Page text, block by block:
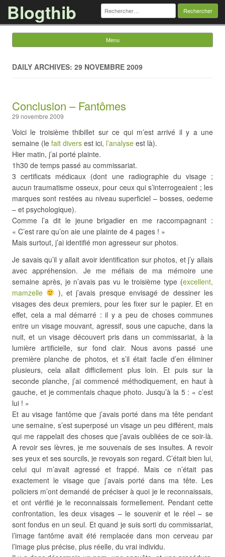
Blogthib Rechercher :
Menu
DAILY ARCHIVES: 29 NOVEMBRE 2009
Conclusion – Fantômes
29 novembre 2009
Voici le troisième thibillet sur ce qui m’est arrivé il y a une
semaine (le fait divers est ici, l’analyse est là).
Hier matin, j’ai porté plainte.
1h30 de temps passé au commissariat.
3 certificats médicaux (dont une radiographie du visage ;
aucun traumatisme osseux, pour ceux qui s’interrogeaient ; les
marques sont restées au niveau superficiel – bosses, oedeme
– et psychologique).
Comme l’a dit le jeune brigadier en me raccompagnant :
« C’est rare qu’on aie une plainte de 4 pages ! »
Mais surtout, j’ai identifié mon agresseur sur photos.
Je savais qu’il y allait avoir identification sur photos, et j’y allais
avec appréhension. Je me méfiais de ma mémoire une
semaine après, je n’avais pas vu le troisième type (excellent,
mamzelle
), et j’avais presque envisagé de dessiner les
visages des deux premiers, pour les fixer sur le papier. Et en
effet, cela a mal démarré : il y a peu de choses communes
entre un visage mouvant, agressif, sous une capuche, dans la
nuit, et un visage découvert pris dans un commissariat, à la
lumière artificielle, sur fond clair. Nous avons passé une
première planche de photos, et s’il était facile d’en éliminer
plusieurs, cela allait difficilement plus loin. Et puis sur la
seconde planche, j’ai commencé méthodiquement, en haut à
gauche, et je commentais chaque photo. Jusqu’à la 5 : « c’est
lui ! »
Et au visage fantôme que j’avais porté dans ma tête pendant
une semaine, s’est superposé un visage un peu différent, mais
qui me rappelait des choses que j’avais oubliées de ce soir-là.
A revoir ses lèvres, je me souvenais de ses insultes. A revoir
ses yeux et ses sourcils, je revoyais son regard. C’était bien lui,
celui qui m’avait agressé et frappé. Mais ce n’était pas
exactement le visage que j’avais porté dans ma tête. Les
policiers m’ont demandé de préciser à quoi je le reconnaissais,
et ont vérifié je le reconnaissais formellement. Pendant cette
confrontation, les deux visages – le souvenir et le réel – se
sont fondus en un seul. Et quand je suis sorti du commissariat,
l’image fantôme avait été remplacée dans mon cerveau par
l’image plus précise, plus réelle, du vrai individu.